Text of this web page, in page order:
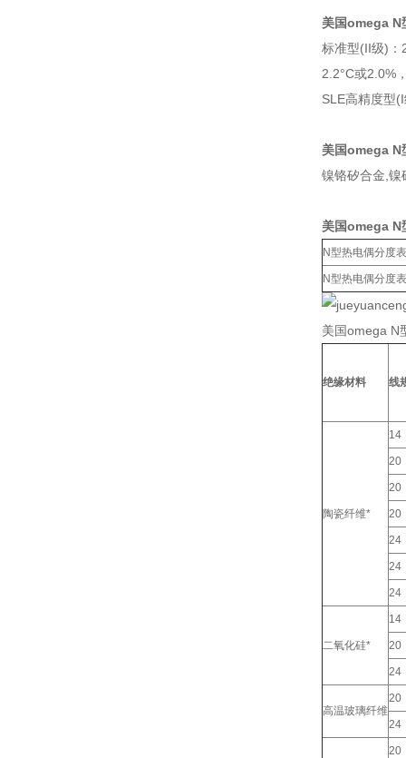
美国omega N
标准型(II级)：
2.2°C或2.0%
SLE高精度型
美国omega N
镍铬矽合金,镍
美国omega N
N型热电偶分度
N型热电偶分度
美国omega N
绝缘材料 线
陶瓷纤维*
14
20
20
20
24
24
24
二氧化硅*
14
20
24
高温玻璃纤维
20
24
20